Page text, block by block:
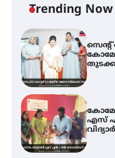
Trending Now
എസ്
2026
ബാലൻ